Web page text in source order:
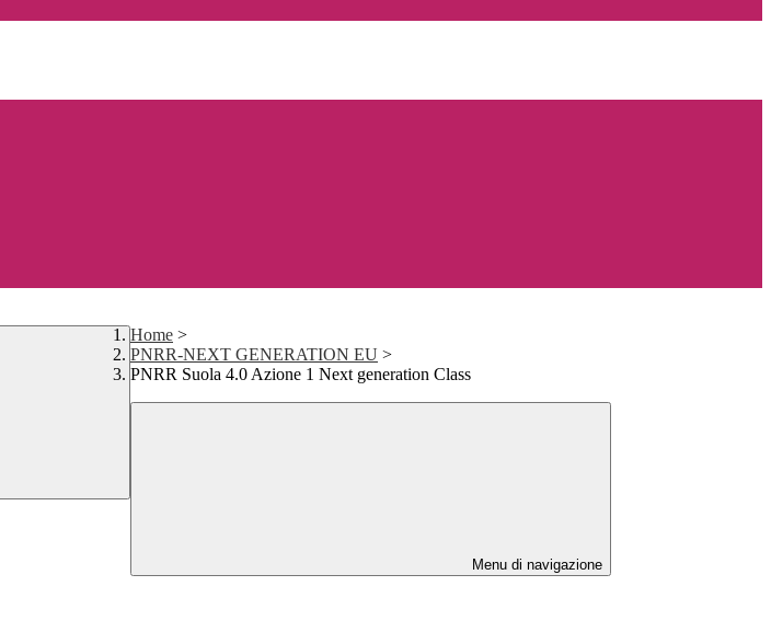
Home >
PNRR-NEXT GENERATION EU >
PNRR Suola 4.0 Azione 1 Next generation Class
Menu di navigazione